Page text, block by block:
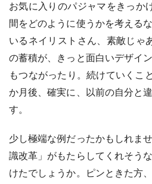
お気に入りのパジャマをきっか
間をどのように使うかを考える
いるネイリストさん、素敵じゃ
の蓄積が、きっと面白いデザイ
もつながったり。続けていくこ
か月後、確実に、以前の自分と
す。
少し極端な例だったかもしれま
識改革」がもたらしてくれそう
けたでしょうか。ピンときた方